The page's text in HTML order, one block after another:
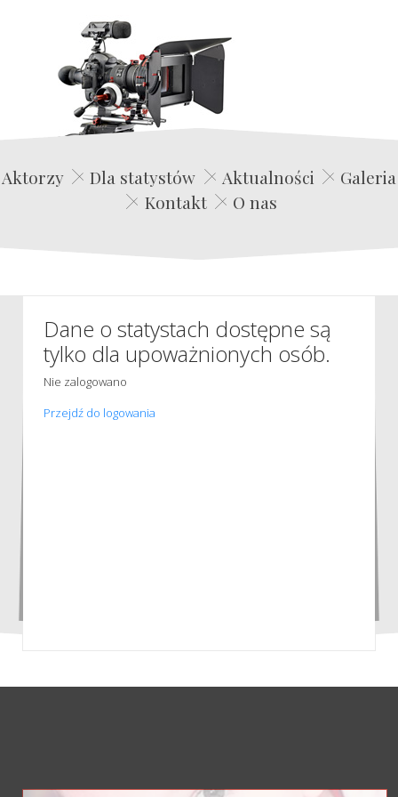
Edwin Film Agencja Aktorska
Aktorzy Dla statystów Aktualności
Galeria
Kontakt
O nas
Dane o statystach dostępne są
tylko dla upoważnionych osób.
Nie zalogowano
Przejdź do logowania